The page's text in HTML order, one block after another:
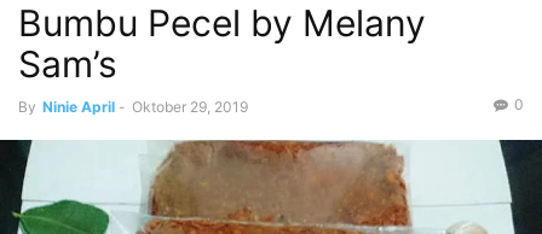
Bumbu Pecel by Melany
Sam’s
By Ninie April - Oktober 29, 2019 0